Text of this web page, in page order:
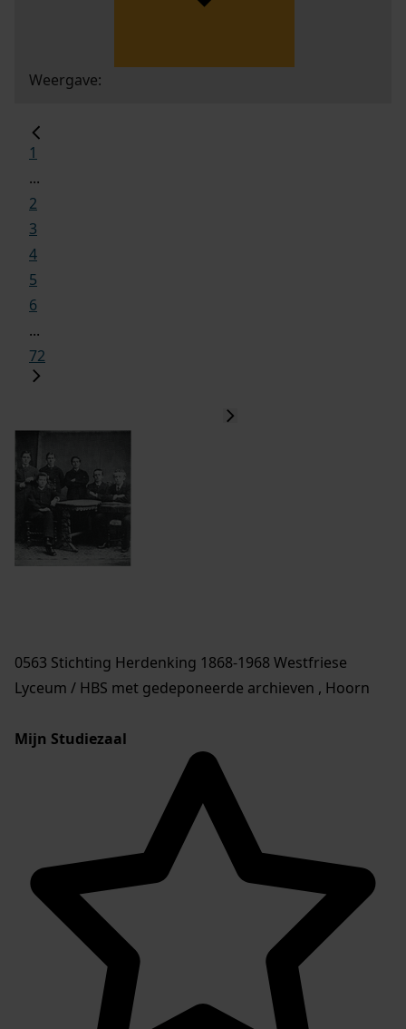
Weergave:
1
...
2
3
4
5
6
...
72
0563 Stichting Herdenking 1868-1968 Westfriese
Lyceum / HBS met gedeponeerde archieven , Hoorn
Mijn Studiezaal